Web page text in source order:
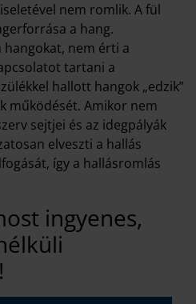
nem romlik. A fül
a hang.
nem érti a
tartani a
hallott hangok „edzik”
működését. Amikor nem
sejtjei és az idegpályák
elveszti a hallás
így a hallásromlás
ingyenes,